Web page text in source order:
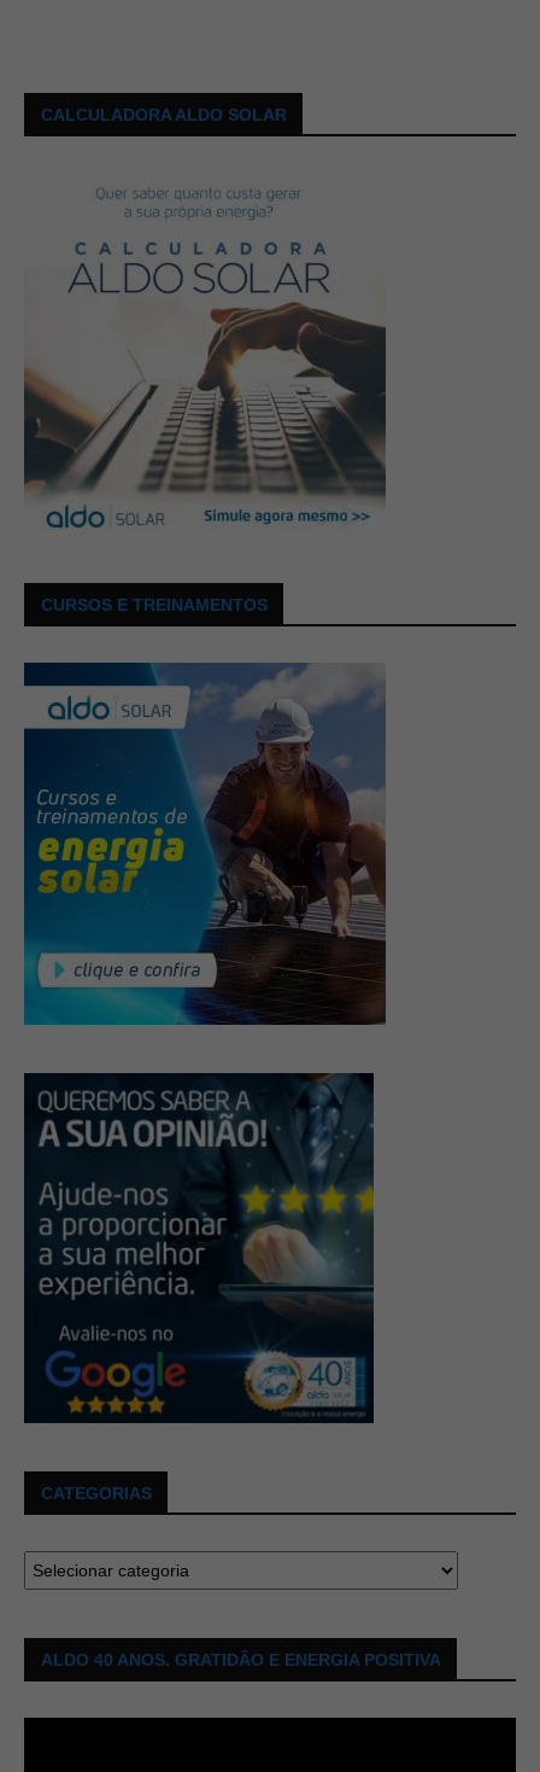
CALCULADORA ALDO SOLAR
CURSOS E TREINAMENTOS
CATEGORIAS
ALDO 40 ANOS. GRATIDÃO E ENERGIA POSITIVA